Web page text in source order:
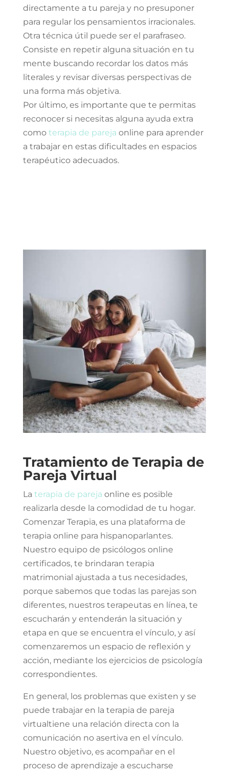
directamente a tu pareja y no presuponer
para regular los pensamientos irracionales.
Otra técnica útil puede ser el parafraseo.
Consiste en repetir alguna situación en tu
mente buscando recordar los datos más
literales y revisar diversas perspectivas de
una forma más objetiva.
Por último, es importante que te permitas
reconocer si necesitas alguna ayuda extra
como terapia de pareja online para aprender
a trabajar en estas dificultades en espacios
terapéutico adecuados.
Tratamiento de Terapia de
Pareja Virtual
La terapia de pareja online es posible
realizarla desde la comodidad de tu hogar.
Comenzar Terapia, es una plataforma de
terapia online para hispanoparlantes.
Nuestro equipo de psicólogos online
certificados, te brindaran terapia
matrimonial ajustada a tus necesidades,
porque sabemos que todas las parejas son
diferentes, nuestros terapeutas en línea, te
escucharán y entenderán la situación y
etapa en que se encuentra el vínculo, y así
comenzaremos un espacio de reflexión y
acción, mediante los ejercicios de psicología
correspondientes.
En general, los problemas que existen y se
puede trabajar en la terapia de pareja
virtual tiene una relación directa con la
comunicación no asertiva en el vínculo.
Nuestro objetivo, es acompañar en el
proceso de aprendizaje a escucharse